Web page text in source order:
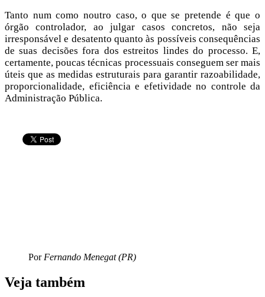
Tanto num como noutro caso, o que se pretende é que o
órgão controlador, ao julgar casos concretos, não seja
irresponsável e desatento quanto às possíveis consequências
de suas decisões fora dos estreitos lindes do processo. E,
certamente, poucas técnicas processuais conseguem ser mais
úteis que as medidas estruturais para garantir razoabilidade,
proporcionalidade, eficiência e efetividade no controle da
Administração Pública.
Por Fernando Menegat (PR)
Veja também